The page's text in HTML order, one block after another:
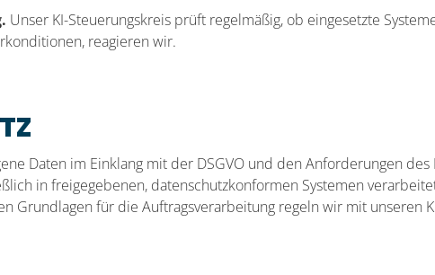
Unser KI-Steuerungskreis prüft regelmäßig, ob eingesetzte
reagieren wir.
Daten im Einklang mit der DSGVO und den Anforderungen
in freigegebenen, datenschutzkonformen Systemen
Grundlagen für die Auftragsverarbeitung regeln wir mit unseren